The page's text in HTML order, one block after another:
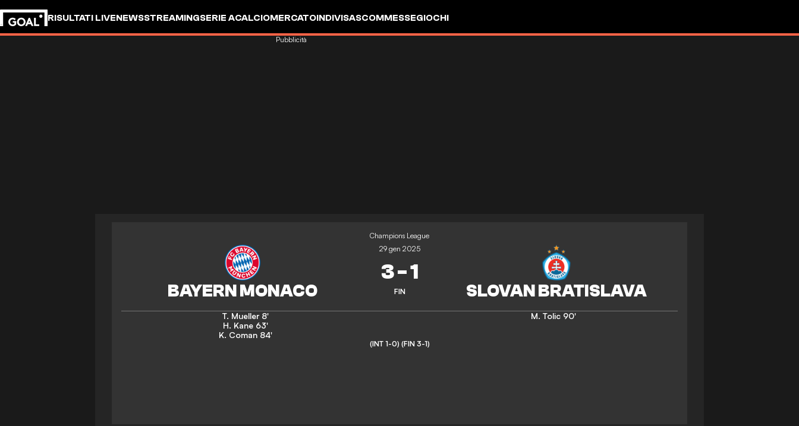
RISULTATI LIVENEWSSTREAMINGSERIE ACALCIOMERCATOINDIVISASCOMMESSEGIOCHI
Pubblicità
Champions League
29 gen 2025
3-1
FIN
T. Mueller 8'
H. Kane 63'
K. Coman 84'
M. Tolic 90'
(INT 1-0) (FIN 3-1)